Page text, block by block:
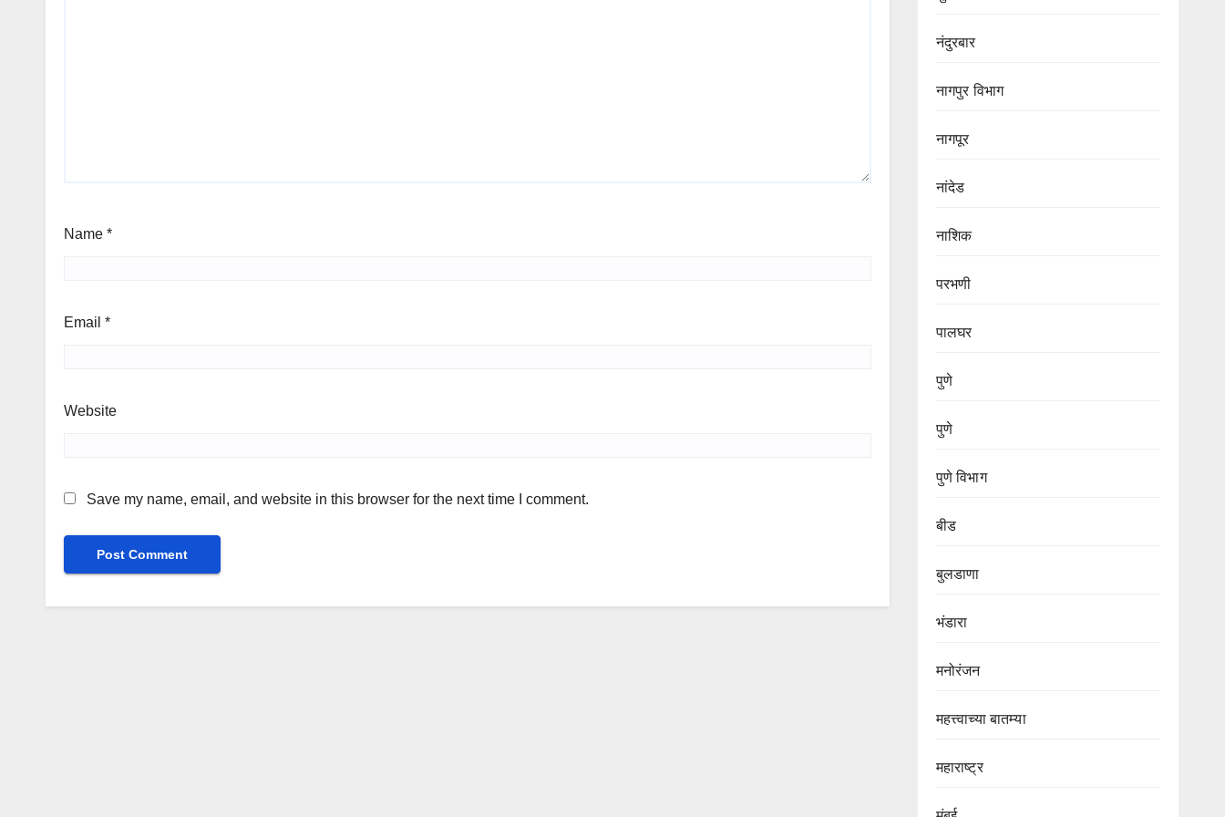
Name *
Email *
Website
Save my name, email, and website in this browser for the next time I comment.
नंदुरबार
नागपुर‌ विभाग‌
नागपूर
नांदेड
नाशिक
परभणी
पालघर
पुणे
पुणे
पुणे विभाग‌
बीड
बुलडाणा
भंडारा
मनोरंजन
महत्त्वाच्या बातम्या
महाराष्ट्र